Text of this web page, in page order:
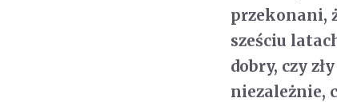
przekonani,
sześciu
dobry, czy
niezależnie,